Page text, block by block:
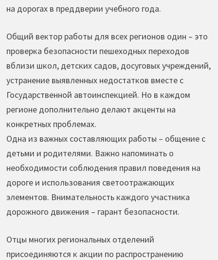
на дорогах в преддверии учебного года.
Общий вектор работы для всех регионов один – это
проверка безопасности пешеходных переходов
вблизи школ, детских садов, досуговых учреждений,
устранение выявленных недостатков вместе с
Государственной автоинспекцией. Но в каждом
регионе дополнительно делают акценты на
конкретных проблемах.
Одна из важных составляющих работы – общение с
детьми и родителями. Важно напоминать о
необходимости соблюдения правил поведения на
дороге и использования светоотражающих
элементов. Внимательность каждого участника
дорожного движения – гарант безопасности.
Отцы многих региональных отделений
присоединяются к акции по распространению